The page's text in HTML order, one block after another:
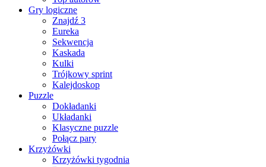
Gry logiczne
Znajdź 3
Eureka
Sekwencja
Kaskada
Kulki
Trójkowy sprint
Kalejdoskop
Puzzle
Dokładanki
Układanki
Klasyczne puzzle
Połącz pary
Krzyżówki
Krzyżówki tygodnia